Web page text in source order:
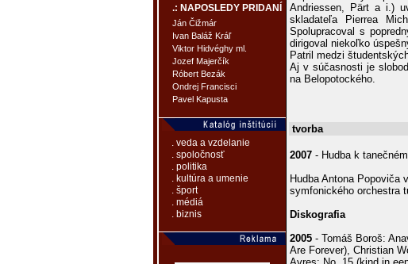
.: NAPOSLEDY PRIDANÍ
Ján Čižmár
Ivan Baláž Kráľ
Viktor Hidvéghy ml.
Jozef Majerčík
Róbert Bezák
Ondrej Francisci
Pavel Kapusta
. veda a vzdelanie
. spoločnosť
. politika
. kultúra a umenie
. šport
. médiá
. biznis
Andriessen, Pärt a i.)
skladateľa Pierrea
Spolupracoval s
dirigoval niekoľko
Patril medzi
Aj v súčasnosti je
na Belopotockého.
tvorba
2007 - Hudba k
Hudba Antona Popoviča
symfonického orchestra
Diskografia
2005 - Tomáš Boroš:
Are Forever), Christian